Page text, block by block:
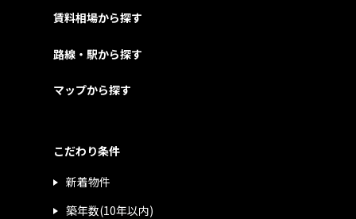
賃料相場から探す
路線・駅から探す
マップから探す
こだわり条件
新着物件
築年数(10年以内)